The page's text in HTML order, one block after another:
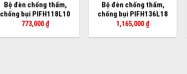
Bộ đèn chống thấm,
chống bụi PIFH118L10
773,000 ₫
Bộ đèn chống thấm,
chống bụi PIFH136L18
1,165,000 ₫